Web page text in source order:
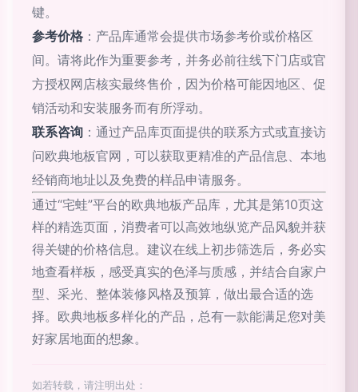
键。
参考价格 ：产品库通常会提供市场参考价或价格区
间。请将此作为重要参考，并务必前往线下门店或官
方授权网店核实最终售价，因为价格可能因地区、促
销活动和安装服务而有所浮动。
联系咨询 ：通过产品库页面提供的联系方式或直接访
问欧典地板官网，可以获取更精准的产品信息、本地
经销商地址以及免费的样品申请服务。
通过“宅蛙”平台的欧典地板产品库，尤其是第10页这
样的精选页面，消费者可以高效地纵览产品风貌并获
得关键的价格信息。建议在线上初步筛选后，务必实
地查看样板，感受真实的色泽与质感，并结合自家户
型、采光、整体装修风格及预算，做出最合适的选
择。欧典地板多样化的产品，总有一款能满足您对美
好家居地面的想象。
如若转载，请注明出处：